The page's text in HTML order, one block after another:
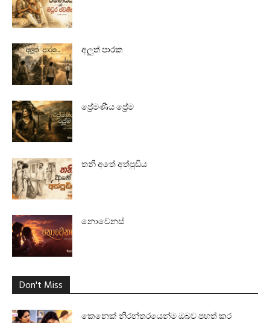
අලුත් පාරක
ප්‍රේමණීය ප්‍රේම
තනි අතේ අත්පුඩිය
නොවෙනස්
Don't Miss
කෙනෙක් නිරන්තරයෙන්ම ඔබව පහත් කර